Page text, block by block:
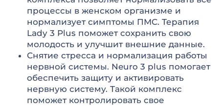
процессы в женском организме и
нормализует симптомы ПМС. Терапия
Lady 3 Plus поможет сохранить свою
молодость и улучшит внешние данные.
Снятие стресса и нормализация работы
нервной системы. Neuro 3 plus помогает
обеспечить защиту и активировать
нервную систему. Такой комплекс
поможет контролировать свое